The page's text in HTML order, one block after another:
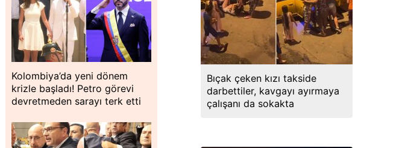
Kolombiya’da yeni dönem
krizle başladı! Petro görevi
devretmeden sarayı terk etti
Bıçak çeken kızı takside
darbettiler, kavgayı ayırmaya
çalışanı da sokakta